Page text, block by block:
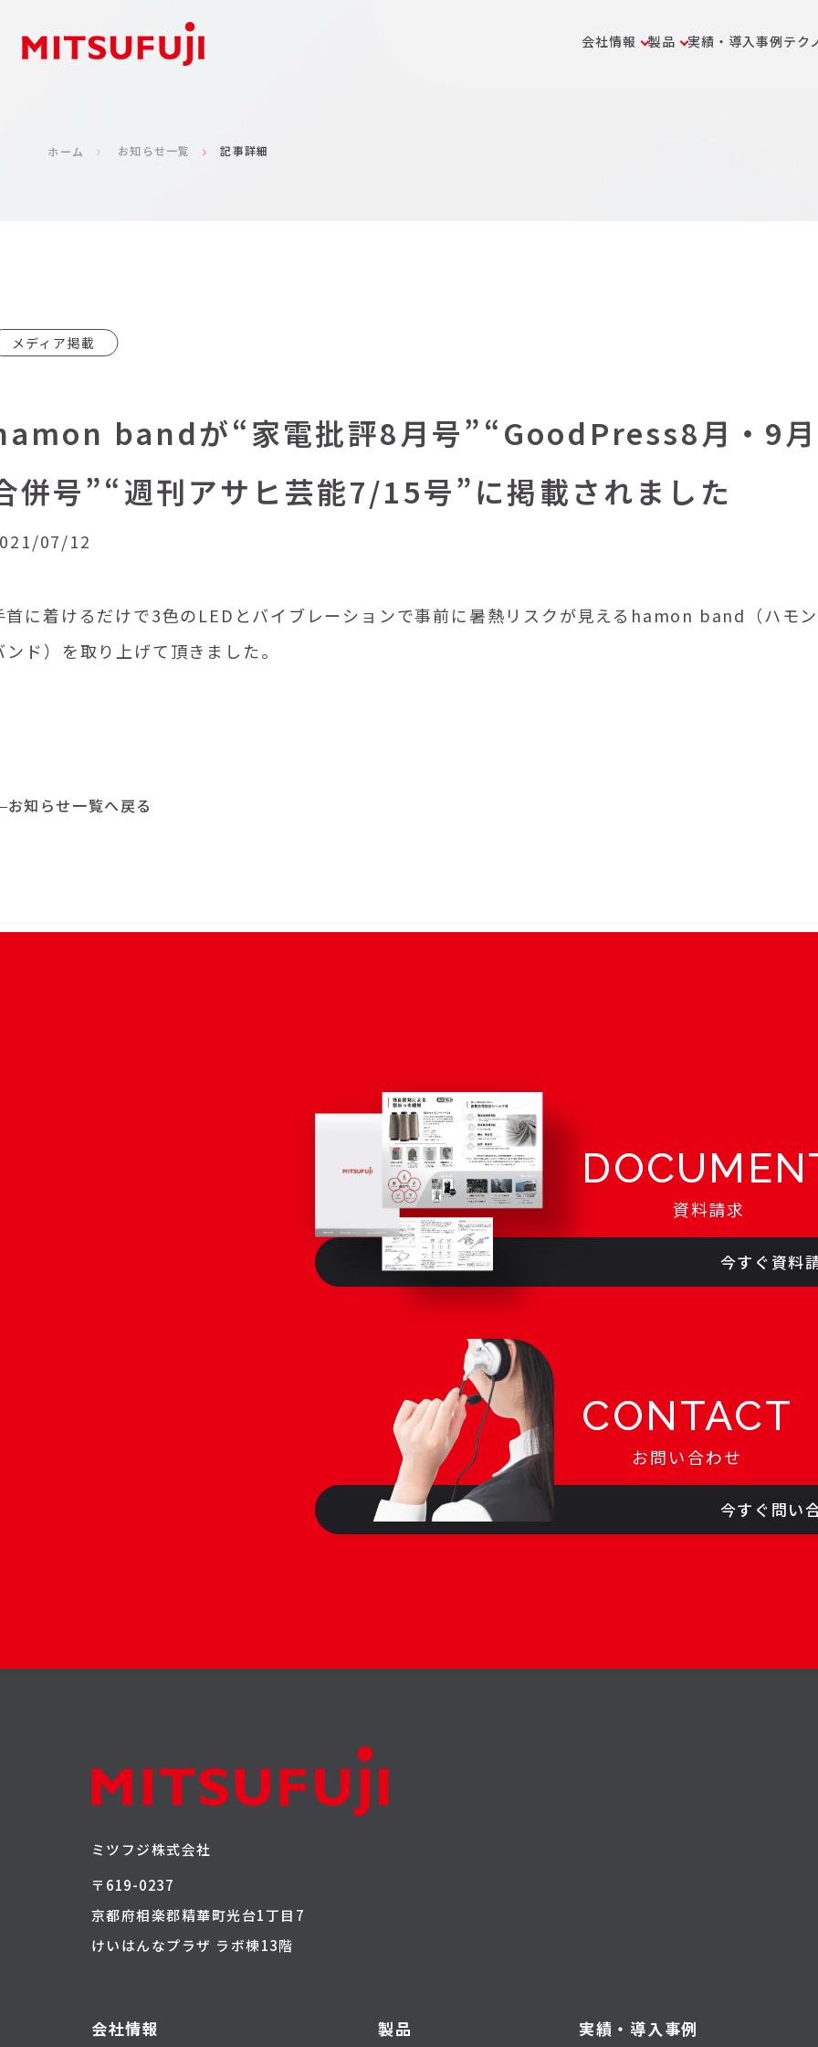
会社情報 製品 実績・導入事例テク
ホーム お知らせ一覧 記事詳細
メディア掲載
bandが“家電批評8月号”“GoodPress8月・9月
併号”“週刊アサヒ芸能7/15号”に掲載されました
07/12
首に着けるだけで3色のLEDとバイブレーションで事前に暑熱リスクが見えるhamon band（ハモン
ンド）を取り上げて頂きました。
お知らせ一覧へ戻る
資料請求
今すぐ資料
CONTACT
お問い合わせ
今すぐ問い
ミツフジ株式会社
〒619-0237
京都府相楽郡精華町光台1丁目7
けいはんなプラザ ラボ棟13階
会社情報 製品 実績・導入事例